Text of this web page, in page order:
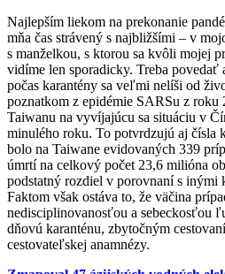
Najlepším liekom na prekonanie
mňa čas strávený s najbližšími – v
s manželkou, s ktorou sa kvôli mojej
vidíme len sporadicky. Treba povedať
počas karantény sa veľmi nelíši od
poznatkom z epidémie SARSu z
Taiwanu na vyvíjajúcu sa situáciu v
minulého roku. To potvrdzujú aj čísla
bolo na Taiwane evidovaných 339
úmrtí na celkový počet 23,6 milióna
podstatný rozdiel v porovnaní s inými
Faktom však ostáva to, že väčina
nedisciplinovanosťou a sebeckosťou
dňovú karanténu, zbytočným
cestovateľskej anamnézy.